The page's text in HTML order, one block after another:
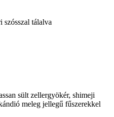
tálalva
sült zellergyökér, shimeji
meleg jellegű fűszerekkel